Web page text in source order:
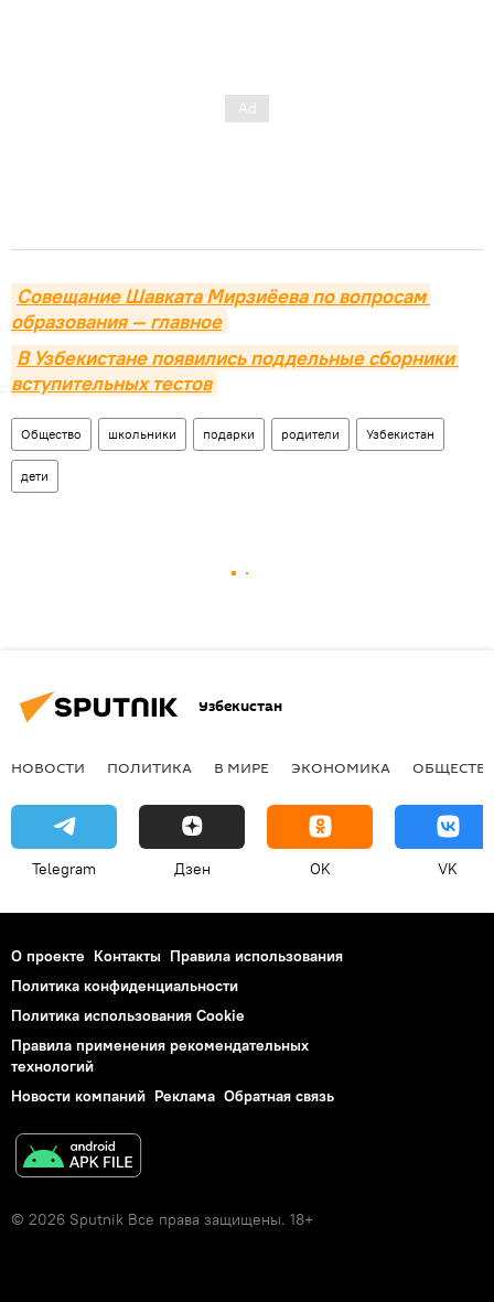
Совещание Шавката Мирзиёева по вопросам
образования — главное
В Узбекистане появились поддельные сборники
вступительных тестов
Общество школьники подарки родители Узбекистан
дети
Узбекистан
НОВОСТИ ПОЛИТИКА В МИРЕ ЭКОНОМИКА
Telegram Дзен OK VK
О проекте Контакты Правила использования
Политика конфиденциальности
Политика использования Cookie
Правила применения рекомендательных
технологий
Новости компаний Реклама Обратная связь
© 2026 Sputnik Все права защищены. 18+